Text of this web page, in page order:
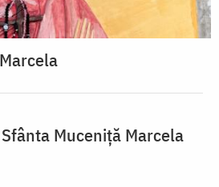
Sfânta Muceniță Marcela